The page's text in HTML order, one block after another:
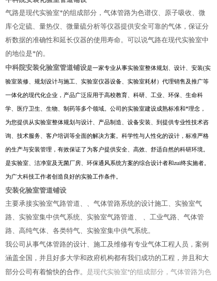
气路是现代实验室*的组成部分，气体管路为色谱仪、原子吸收、微
库仑定硫、量热仪、微量硫分析等仪器提供安全可靠的气体，保证分
析数据的准确性和延长仪器的使用寿命。可以说气路在现代实验室中
的地位是*的。
中科院安装化验室管道铺设是一家专业从事实验室整体规划、设计、安装(实
验室装修、规划设计与施工、实验室仪器设备、实验室耗材）代理销售及推广等
一体化的现代化企业，产品广泛应用于高校教育、科研、工业、环保、生命科
学、医疗卫生、生物、制药等多个领域。公司的实验室建设成熟标准和*理念，
为您提供从实验室整体规划与设计、产品制造、设备安装、到提供专业性技术咨
询、技术服务、客户培训等全面的解决方案。科学性与人性化的设计，标准严格
的生产与安装管理，有效保证了为客户提供安全、高效、舒适自然的科研环境。
是实验室、洁净室及无菌厂房、环保通风系统方案的综合设计者和zui终实施者。
为广大科技工作者创造良好的实验工作条件。
安装化验室管道铺设
主要承接实验室气路管道、、气体管路系统的设计施工、实验室气
路、实验室集中供气系统、实验室气路管道、 、工业气路、气体管
路、高纯气体、各类特气、实验室集中供气系统。
我公司从事气体管路的设计、施工及维修有专业气体工程人员，案例
涵盖全国，并且好多大学和政府机构都有我们成功的工程，并且和大
部分公司有着愉快的合作。 是现代实验室*的组成部分，气体管路为色